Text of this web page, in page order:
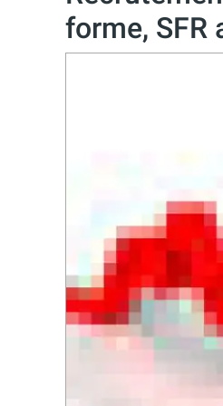
forme, SFR